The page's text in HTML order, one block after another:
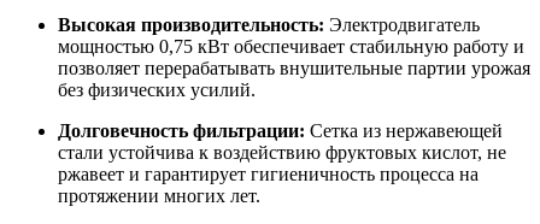
Высокая производительность: Электродвигатель
мощностью 0,75 кВт обеспечивает стабильную работу и
позволяет перерабатывать внушительные партии урожая
без физических усилий.
Долговечность фильтрации: Сетка из нержавеющей
стали устойчива к воздействию фруктовых кислот, не
ржавеет и гарантирует гигиеничность процесса на
протяжении многих лет.